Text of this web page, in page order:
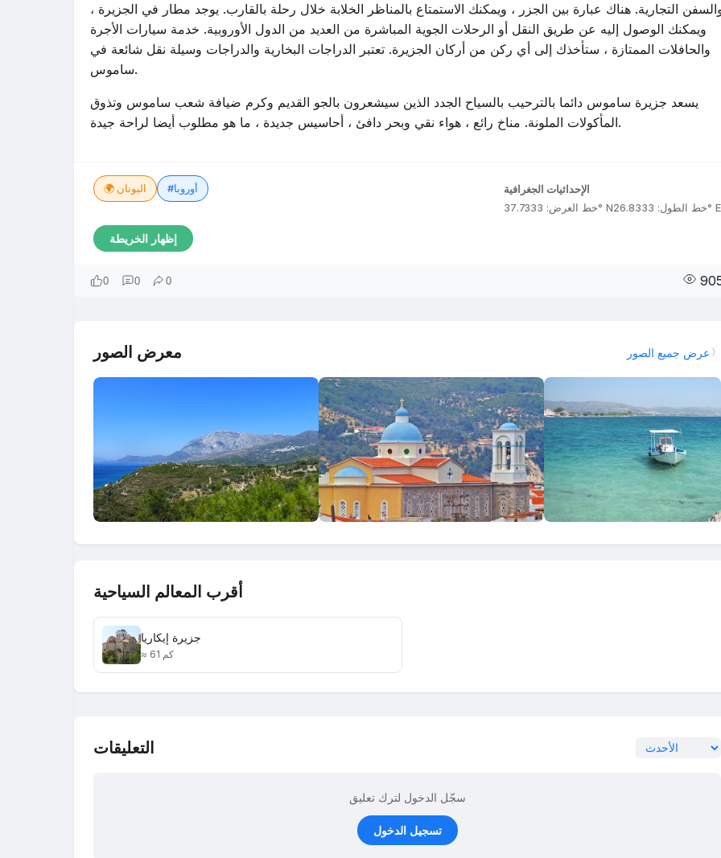
التجارية. هناك عبارة بين الجزر ، ويمكنك الاستمتاع بالمناظر الخلابة خلال رحلة بالقارب. يوجد مطار في الجزيرة ،
ويمكنك الوصول إليه عن طريق النقل أو الرحلات الجوية المباشرة من العديد من الدول الأوروبية. خدمة سيارات الأجرة
والحافلات الممتازة ، ستأخذك إلى أي ركن من أركان الجزيرة. تعتبر الدراجات البخارية والدراجات وسيلة نقل شائعة في
ساموس.
يسعد جزيرة ساموس دائما بالترحيب بالسياح الجدد الذين سيشعرون بالجو القديم وكرم ضيافة شعب ساموس وتذوق
المأكولات الملونة. مناخ رائع ، هواء نقي وبحر دافئ ، أحاسيس جديدة ، ما هو مطلوب أيضا لراحة جيدة.
🌍 اليونان #أوروبا
الإحداثيات الجغرافية
خط العرض: 37.7333° N
خط الطول: 26.8333° E
إظهار الخريطة
0 0 0
معرض الصور عرض جميع الصور
أقرب المعالم السياحية
جزيرة إيكاريا
≈ 61 كم
التعليقات
سجّل الدخول لترك تعليق
تسجيل الدخول